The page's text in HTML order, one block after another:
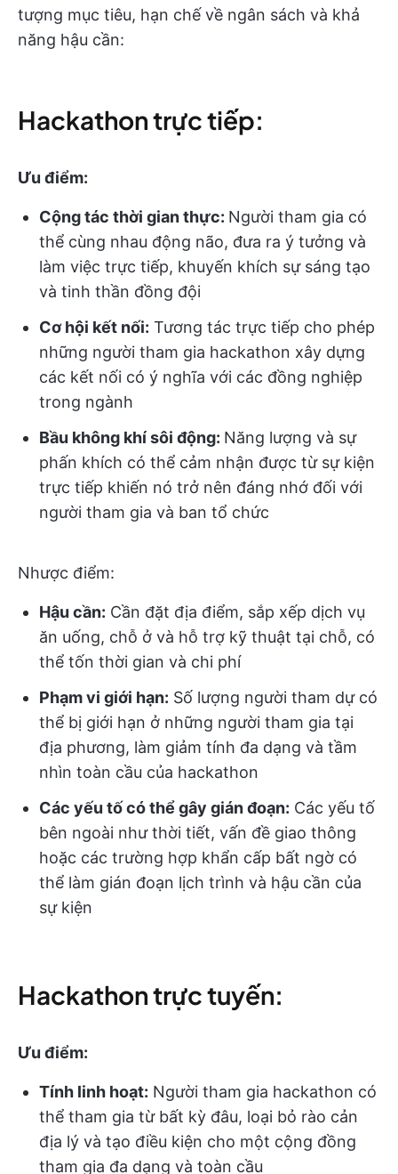
tượng mục tiêu, hạn chế về ngân sách và khả
năng hậu cần:
Hackathon trực tiếp:
Ưu điểm:
Cộng tác thời gian thực: Người tham gia có
thể cùng nhau động não, đưa ra ý tưởng và
làm việc trực tiếp, khuyến khích sự sáng tạo
và tinh thần đồng đội
Cơ hội kết nối: Tương tác trực tiếp cho phép
những người tham gia hackathon xây dựng
các kết nối có ý nghĩa với các đồng nghiệp
trong ngành
Bầu không khí sôi động: Năng lượng và sự
phấn khích có thể cảm nhận được từ sự kiện
trực tiếp khiến nó trở nên đáng nhớ đối với
người tham gia và ban tổ chức
Nhược điểm:
Hậu cần: Cần đặt địa điểm, sắp xếp dịch vụ
ăn uống, chỗ ở và hỗ trợ kỹ thuật tại chỗ, có
thể tốn thời gian và chi phí
Phạm vi giới hạn: Số lượng người tham dự có
thể bị giới hạn ở những người tham gia tại
địa phương, làm giảm tính đa dạng và tầm
nhìn toàn cầu của hackathon
Các yếu tố có thể gây gián đoạn: Các yếu tố
bên ngoài như thời tiết, vấn đề giao thông
hoặc các trường hợp khẩn cấp bất ngờ có
thể làm gián đoạn lịch trình và hậu cần của
sự kiện
Hackathon trực tuyến:
Ưu điểm:
Tính linh hoạt: Người tham gia hackathon có
thể tham gia từ bất kỳ đâu, loại bỏ rào cản
địa lý và tạo điều kiện cho một cộng đồng
tham gia đa dạng và toàn cầu